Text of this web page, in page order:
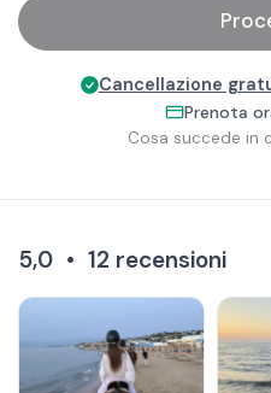
Cancellazione
Prenota
Cosa succede in
5,0 • 12 recensioni